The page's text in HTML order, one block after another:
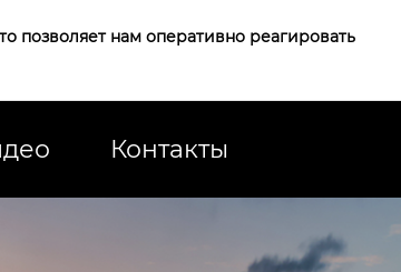
позволяет нам оперативно реагировать
Контакты